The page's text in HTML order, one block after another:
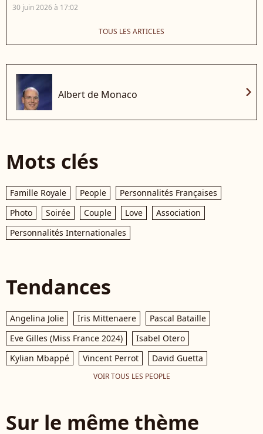
30 juin 2026 à 17:02
TOUS LES ARTICLES
Albert de Monaco chevron_right
Mots clés
Famille Royale People
Personnalités Françaises
Photo
Soirée Couple Love
Association
Personnalités Internationales
Tendances
Angelina Jolie Iris Mittenaere
Pascal Bataille
Eve Gilles (Miss France 2024)
Isabel Otero
Kylian Mbappé
Vincent Perrot David Guetta
VOIR TOUS LES PEOPLE
Sur le même thème